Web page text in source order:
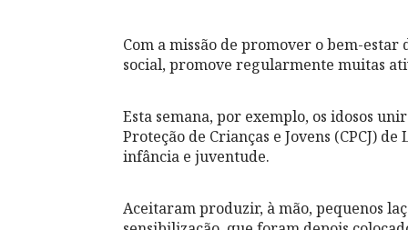
Com a missão de promover o bem-
social, promove regularmente muitas
Esta semana, por exemplo, os idosos
Proteção de Crianças e Jovens (CPCJ)
infância e juventude.
Aceitaram produzir, à mão, pequenos